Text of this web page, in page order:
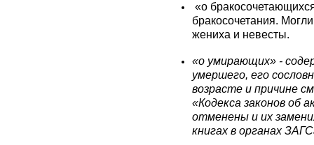
«о
бракосочетания.
жениха и невесты.
«о умирающих» -
умершего, его
возрасте и причине
«Кодекса законов об
отменены и их
книгах в органах